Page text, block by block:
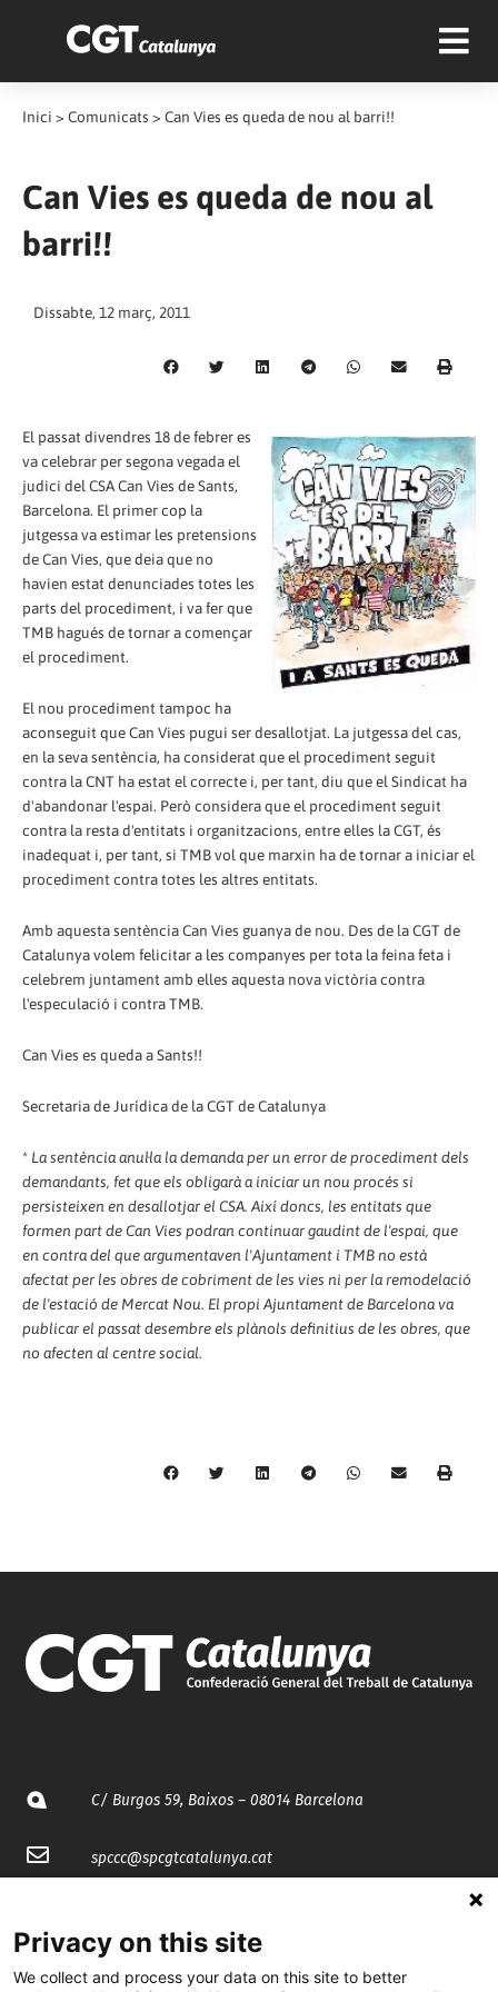
Inici > Comunicats > Can Vies es queda de nou al barri!!
Can Vies es queda de nou al
barri!!
Dissabte, 12 març, 2011
El passat divendres 18 de febrer es
va celebrar per segona vegada el
judici del CSA Can Vies de Sants,
Barcelona. El primer cop la
jutgessa va estimar les pretensions
de Can Vies, que deia que no
havien estat denunciades totes les
parts del procediment, i va fer que
TMB hagués de tornar a començar
el procediment.
El nou procediment tampoc ha
aconseguit que Can Vies pugui ser desallotjat. La jutgessa del cas,
en la seva sentència, ha considerat que el procediment seguit
contra la CNT ha estat el correcte i, per tant, diu que el Sindicat ha
d'abandonar l'espai. Però considera que el procediment seguit
contra la resta d'entitats i organitzacions, entre elles la CGT, és
inadequat i, per tant, si TMB vol que marxin ha de tornar a iniciar el
procediment contra totes les altres entitats.
Amb aquesta sentència Can Vies guanya de nou. Des de la CGT de
Catalunya volem felicitar a les companyes per tota la feina feta i
celebrem juntament amb elles aquesta nova victòria contra
l'especulació i contra TMB.
Can Vies es queda a Sants!!
Secretaria de Jurídica de la CGT de Catalunya
* La sentència anul·la la demanda per un error de procediment dels
demandants, fet que els obligarà a iniciar un nou procés si
persisteixen en desallotjar el CSA. Així doncs, les entitats que
formen part de Can Vies podran continuar gaudint de l'espai, que
en contra del que argumentaven l'Ajuntament i TMB no està
afectat per les obres de cobriment de les vies ni per la remodelació
de l'estació de Mercat Nou. El propi Ajuntament de Barcelona va
publicar el passat desembre els plànols definitius de les obres, que
no afecten al centre social.
C/ Burgos 59, Baixos – 08014 Barcelona
spccc@spcgtcatalunya.cat
@CGTCatalunya
Privacy on this site
We collect and process your data on this site to better